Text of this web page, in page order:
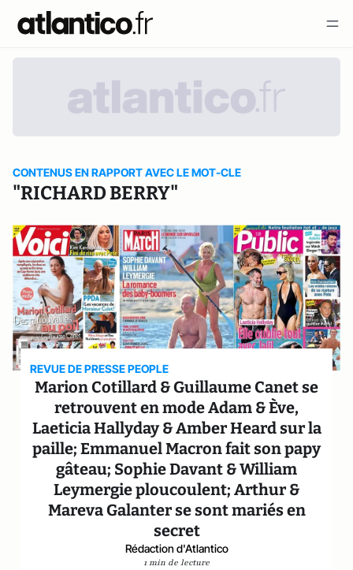
CONTENUS EN RAPPORT AVEC LE MOT-CLE
"RICHARD BERRY"
REVUE DE PRESSE PEOPLE
Marion Cotillard & Guillaume Canet se
retrouvent en mode Adam & Ève,
Laeticia Hallyday & Amber Heard sur la
paille; Emmanuel Macron fait son papy
gâteau; Sophie Davant & William
Leymergie ploucoulent; Arthur &
Mareva Galanter se sont mariés en
secret
Rédaction d'Atlantico
1 min de lecture